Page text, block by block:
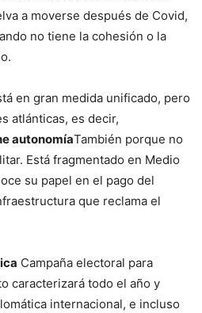
a moverse después de Covid,
no tiene la cohesión o la
en gran medida unificado, pero
atlánticas, es decir,
autonomíaTambién porque no
Está fragmentado en Medio
su papel en el pago del
que reclama el
Campaña electoral para
caracterizará todo el año y
internacional, e incluso